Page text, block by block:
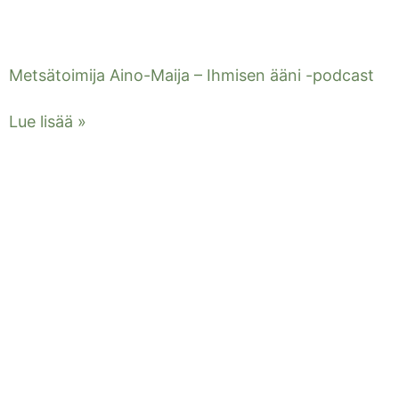
Metsätoimija Aino-Maija – Ihmisen ääni -podcast
Lue lisää »